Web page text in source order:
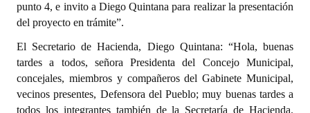
punto 4, e invito a Diego Quintana para realizar la presentación
del proyecto en trámite”.
El Secretario de Hacienda, Diego Quintana: “Hola, buenas
tardes a todos, señora Presidenta del Concejo Municipal,
concejales, miembros y compañeros del Gabinete Municipal,
vecinos presentes, Defensora del Pueblo; muy buenas tardes a
todos los integrantes también de la Secretaría de Hacienda.